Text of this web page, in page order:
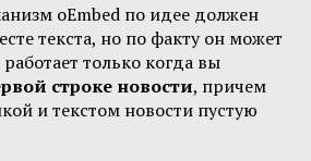
oEmbed по идее должен
текста, но по факту он может
только когда вы
строке новости, причем
и текстом новости пустую